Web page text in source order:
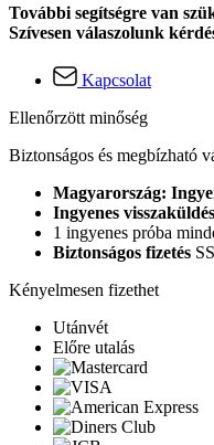
További segítségre van
Szívesen válaszolunk
Kapcsolat
Ellenőrzött minőség
Biztonságos és megbízható
Magyarország:
Ingyenes visszaküldés
1 ingyenes próba
Biztonságos fizetés
Kényelmesen fizethet
Utánvét
Előre utalás